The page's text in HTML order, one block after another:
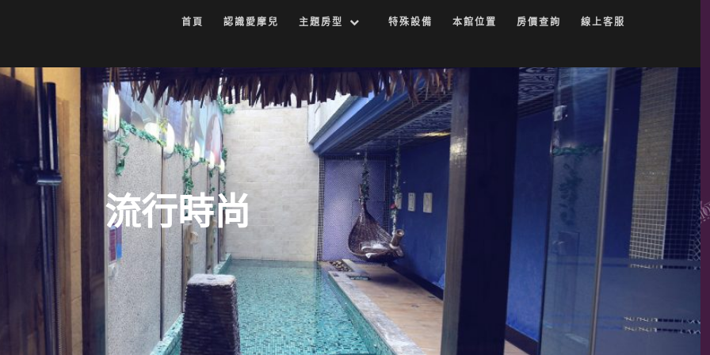
首頁 認識愛摩兒 主題房型 特殊設備 本館位置 房價查詢 線上客服
流行時尚